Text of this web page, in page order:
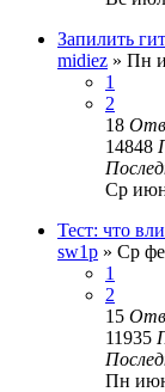
Запилить
midiez » Пн
1
2
18
14848
Ср
Тест: что
sw1p » Ср
1
2
15
11935
Пн